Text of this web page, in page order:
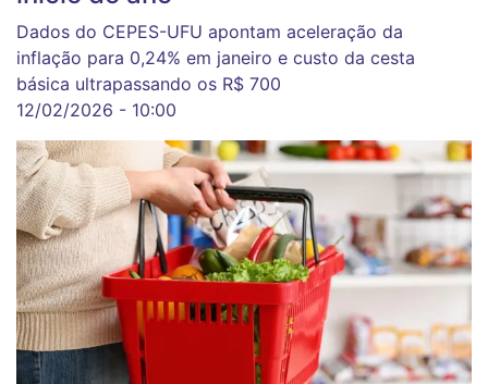
Dados do CEPES-UFU apontam aceleração da
inflação para 0,24% em janeiro e custo da cesta
básica ultrapassando os R$ 700
12/02/2026 - 10:00